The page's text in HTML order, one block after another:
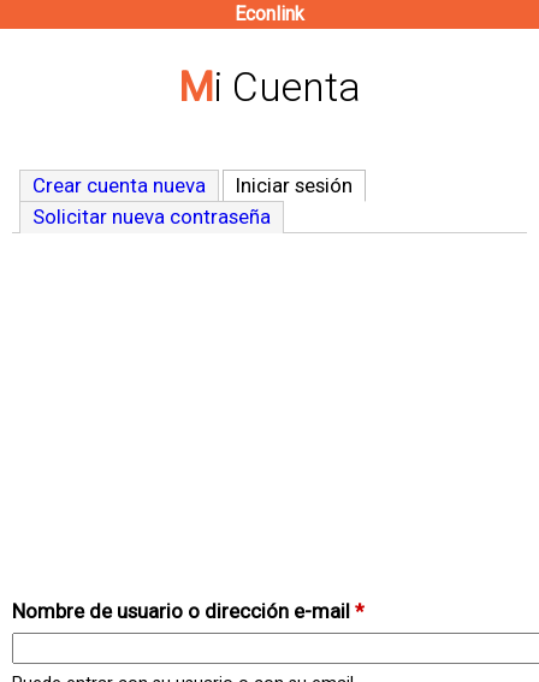
contenido
Econlink
Mi Cuenta
Crear cuenta nueva Iniciar sesión
Solicitar nueva contraseña
Nombre de usuario o dirección e-mail *